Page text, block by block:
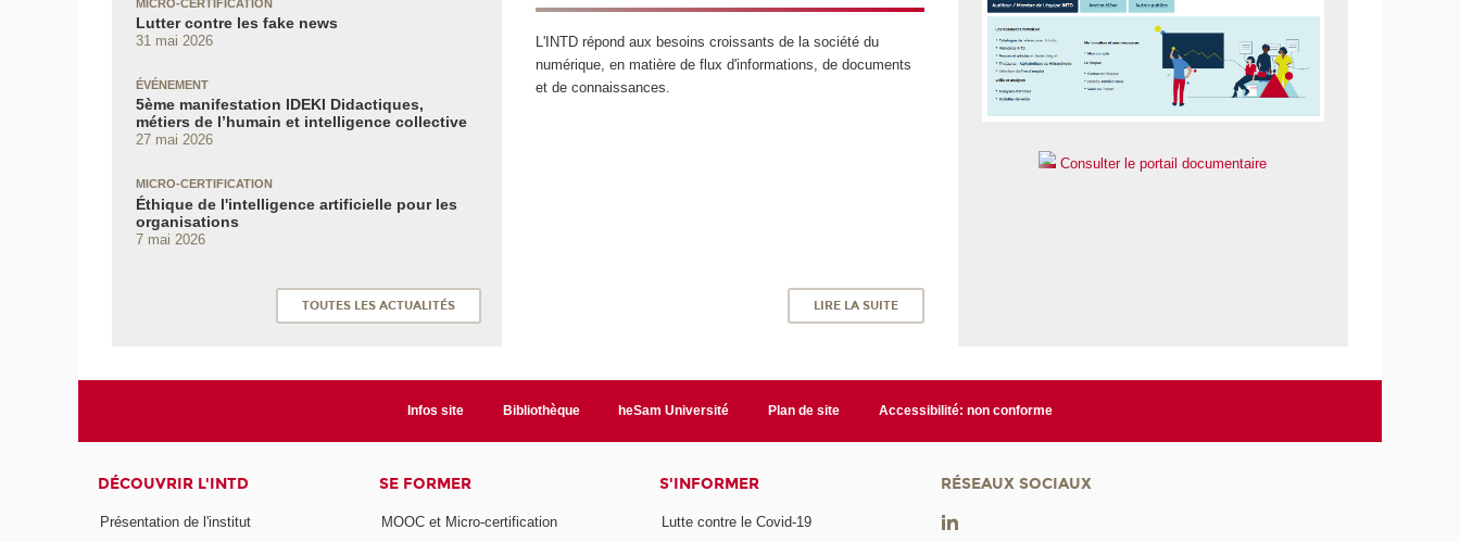
MICRO-CERTIFICATION
Lutter contre les fake news
31 mai 2026
ÉVÉNEMENT
5ème manifestation IDEKI Didactiques,
métiers de l’humain et intelligence collective
27 mai 2026
MICRO-CERTIFICATION
Éthique de l'intelligence artificielle pour les
organisations
7 mai 2026
TOUTES LES ACTUALITÉS
L'INTD répond aux besoins croissants de la société du
numérique, en matière de flux d'informations, de documents
et de connaissances.
LIRE LA SUITE
Consulter le portail documentaire
Infos site Bibliothèque heSam Université Plan de site Accessibilité: non conforme
DÉCOUVRIR L'INTD
Présentation de l'institut
SE FORMER
MOOC et Micro-certification
S'INFORMER
Lutte contre le Covid-19
RÉSEAUX SOCIAUX